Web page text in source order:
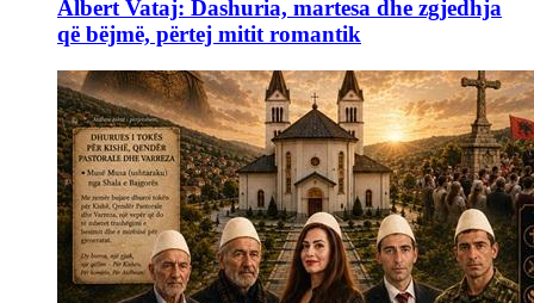
Albert Vataj: Dashuria, martesa dhe zgjedhja
që bëjmë, përtej mitit romantik